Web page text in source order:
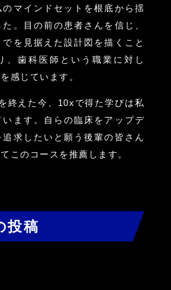
マインドセットを根底から揺
。目の前の患者さんを信じ、
を見据えた設計図を描くこと
、歯科医師という職業に対し
感じています。
終えた今、10xで得た学びは私
います。自らの臨床をアップデ
追求したいと願う後輩の皆さん
このコースを推薦します。
投稿